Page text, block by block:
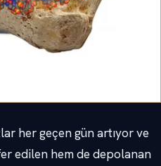
her geçen gün artıyor ve
edilen hem de depolanan